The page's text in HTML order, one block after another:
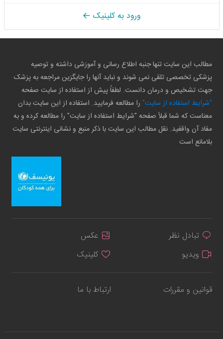
ورود به کلینیک
مطالب این سایت تنها جنبه اطلاع رسانی و آموزشی داشته و توصیه
پزشکی تخصصی تلقی نمی شوند و نباید آنها را جایگزین مراجعه به پزشک
جهت تشخیص و درمان دانست. لطفاً پیش از استفاده از سایت صفحه
"شرایط استفاده از سایت" را مطالعه فرمایید. استفاده از این سایت بدان
معناست که شما قبلاً صفحه "شرایط استفاده از سایت" را مطالعه کرده و به
مفاد آن واقفید. نقل مطالب این سایت با ذکر منبع و نشانی اینترنتی سایت
بلامانع است
تبادل نظر
عکس
ویدیو
کلینیک
قوانین و مقررات ارتباط با ما